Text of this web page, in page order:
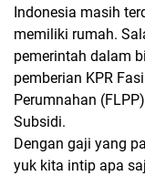
Indonesia masih
memiliki rumah.
pemerintah dalam
pemberian KPR
Perumnahan
Subsidi.
Dengan gaji yang
yuk kita intip apa